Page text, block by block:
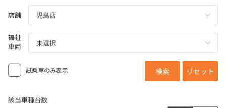
店舗
福祉
車両
試乗車のみ表示 検索 リセット
該当車種台数